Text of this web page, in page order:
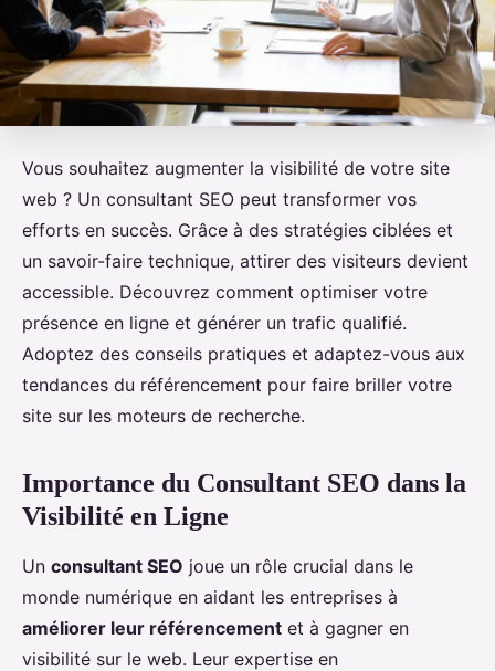
Vous souhaitez augmenter la visibilité de votre site
web ? Un consultant SEO peut transformer vos
efforts en succès. Grâce à des stratégies ciblées et
un savoir-faire technique, attirer des visiteurs devient
accessible. Découvrez comment optimiser votre
présence en ligne et générer un trafic qualifié.
Adoptez des conseils pratiques et adaptez-vous aux
tendances du référencement pour faire briller votre
site sur les moteurs de recherche.
Importance du Consultant SEO dans la
Visibilité en Ligne
Un consultant SEO joue un rôle crucial dans le
monde numérique en aidant les entreprises à
améliorer leur référencement et à gagner en
visibilité sur le web. Leur expertise en